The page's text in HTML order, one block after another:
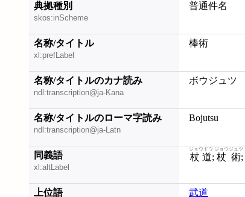
典拠種別
skos:inScheme
普通件名
名称/タイトル
xl:prefLabel
棒術
名称/タイトルのカナ読み
ndl:transcription@ja-Kana
ボウジュツ
名称/タイトルのローマ字読み
ndl:transcription@ja-Latn
Bojutsu
同義語
xl:altLabel
杖道
ジョウドウ
; 杖術
ジョウジュツ
上位語 武道